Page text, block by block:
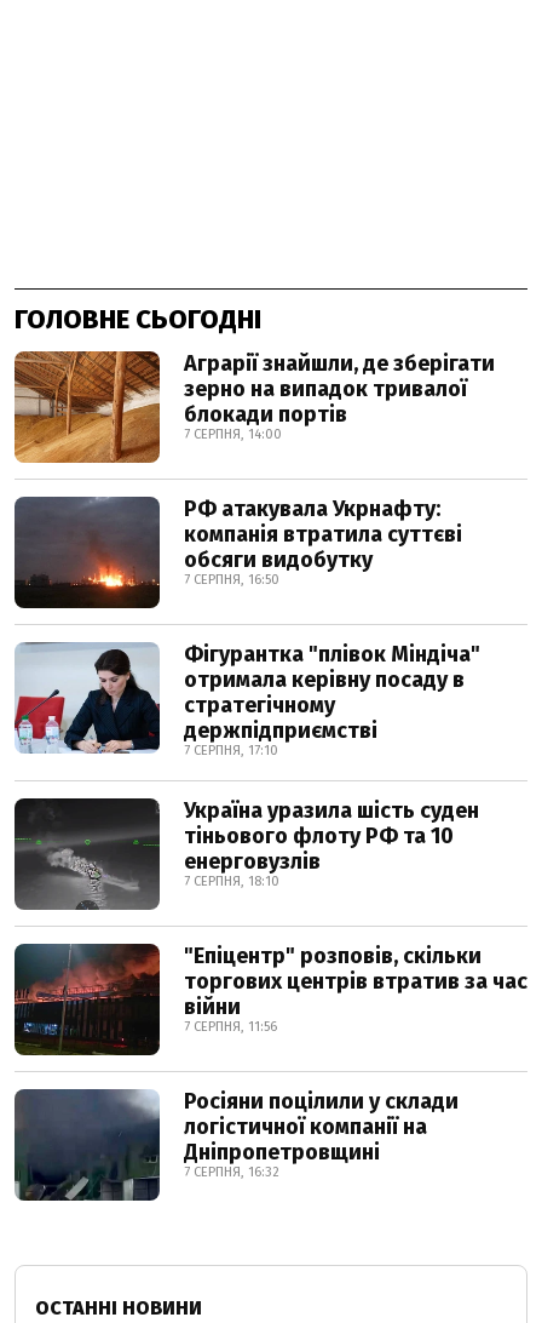
ГОЛОВНЕ СЬОГОДНІ
Аграрії знайшли, де зберігати
зерно на випадок тривалої
блокади портів
7 СЕРПНЯ, 14:00
РФ атакувала Укрнафту:
компанія втратила суттєві
обсяги видобутку
7 СЕРПНЯ, 16:50
Фігурантка "плівок Міндіча"
отримала керівну посаду в
стратегічному
держпідприємстві
7 СЕРПНЯ, 17:10
Україна уразила шість суден
тіньового флоту РФ та 10
енерговузлів
7 СЕРПНЯ, 18:10
"Епіцентр" розповів, скільки
торгових центрів втратив за час
війни
7 СЕРПНЯ, 11:56
Росіяни поцілили у склади
логістичної компанії на
Дніпропетровщині
7 СЕРПНЯ, 16:32
ОСТАННІ НОВИНИ